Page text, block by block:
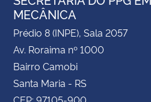
MECÂNICA
Prédio 8 (INPE), Sala 2057
Av. Roraima nº 1000
Bairro Camobi
Santa Maria - RS
CEP: 97105-900